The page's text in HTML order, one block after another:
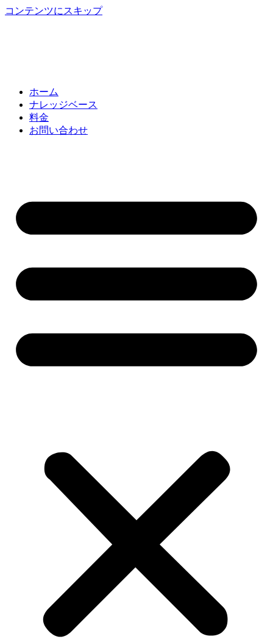
コンテンツにスキップ
ホーム
ナレッジベース
料金
お問い合わせ